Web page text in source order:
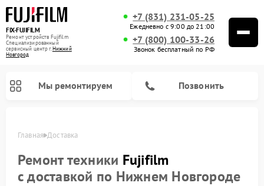
FIX-FUJIFILM
Ремонт устройств Fujifilm
Специализированный
cервисный центр г.Нижний
Новгород
+7 (831) 231-05-25
Ежедневно с 9:00 до 21:00
+7 (800) 100-33-26
Звонок бесплатный по РФ
Мы ремонтируем Позвонить
Главная Доставка
Ремонт техники Fujifilm
с доставкой по Нижнем Новгороде